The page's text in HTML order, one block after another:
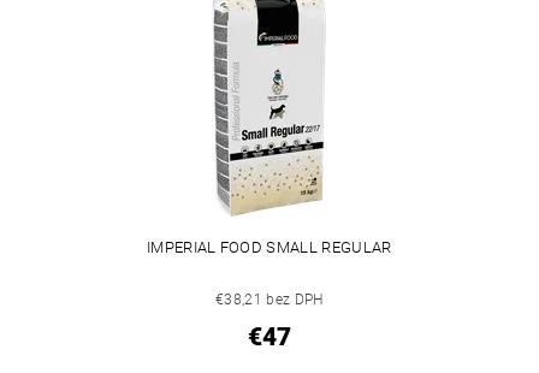
IMPERIAL FOOD SMALL REGULAR
€38,21 bez DPH
€47